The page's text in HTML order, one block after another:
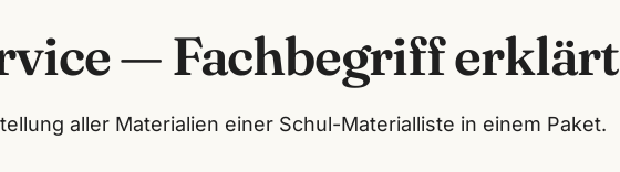
— Fachbegriff erklärt
aller Materialien einer Schul-Materialliste in einem Paket.